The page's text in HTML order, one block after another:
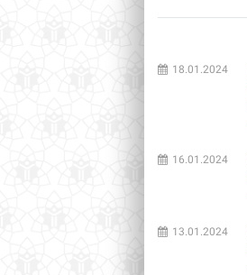
18.01.2024
16.01.2024
13.01.2024